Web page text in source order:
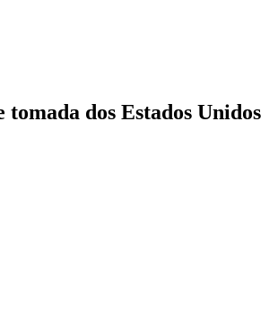
dos Estados Unidos